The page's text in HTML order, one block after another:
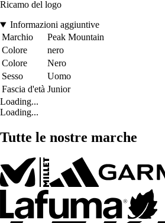
Ricamo del logo
Informazioni aggiuntive
Marchio
Peak Mountain
Colore
nero
Colore
Nero
Sesso
Uomo
Fascia d'età Junior
Loading...
Loading...
Tutte le nostre marche